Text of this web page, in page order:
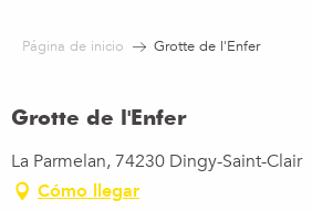
Página de inicio Grotte de l'Enfer
Grotte de l'Enfer
La Parmelan, 74230 Dingy-Saint-Clair
Cómo llegar